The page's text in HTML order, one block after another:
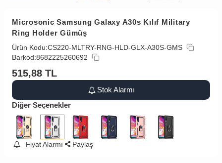
Microsonic Samsung Galaxy A30s Kılıf Military
Ring Holder Gümüş
Ürün Kodu:CS220-MLTRY-RNG-HLD-GLX-A30S-GMS
Barkod:8682225260692
515,88 TL
Stok Alarmı
Diğer Seçenekler
Fiyat Alarmı Paylaş